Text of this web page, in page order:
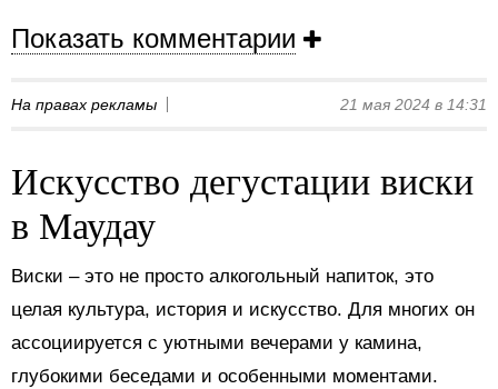
Показать комментарии
На правах рекламы 21 мая 2024 в 14:31
Искусство дегустации виски
в Маудау
Виски – это не просто алкогольный напиток, это
целая культура, история и искусство. Для многих он
ассоциируется с уютными вечерами у камина,
глубокими беседами и особенными моментами.